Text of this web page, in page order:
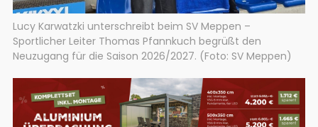
Lucy Karwatzki unterschreibt beim SV Meppen –
Sportlicher Leiter Thomas Pfannkuch begrüßt den
Neuzugang für die Saison 2026/2027. (Foto: SV Meppen)